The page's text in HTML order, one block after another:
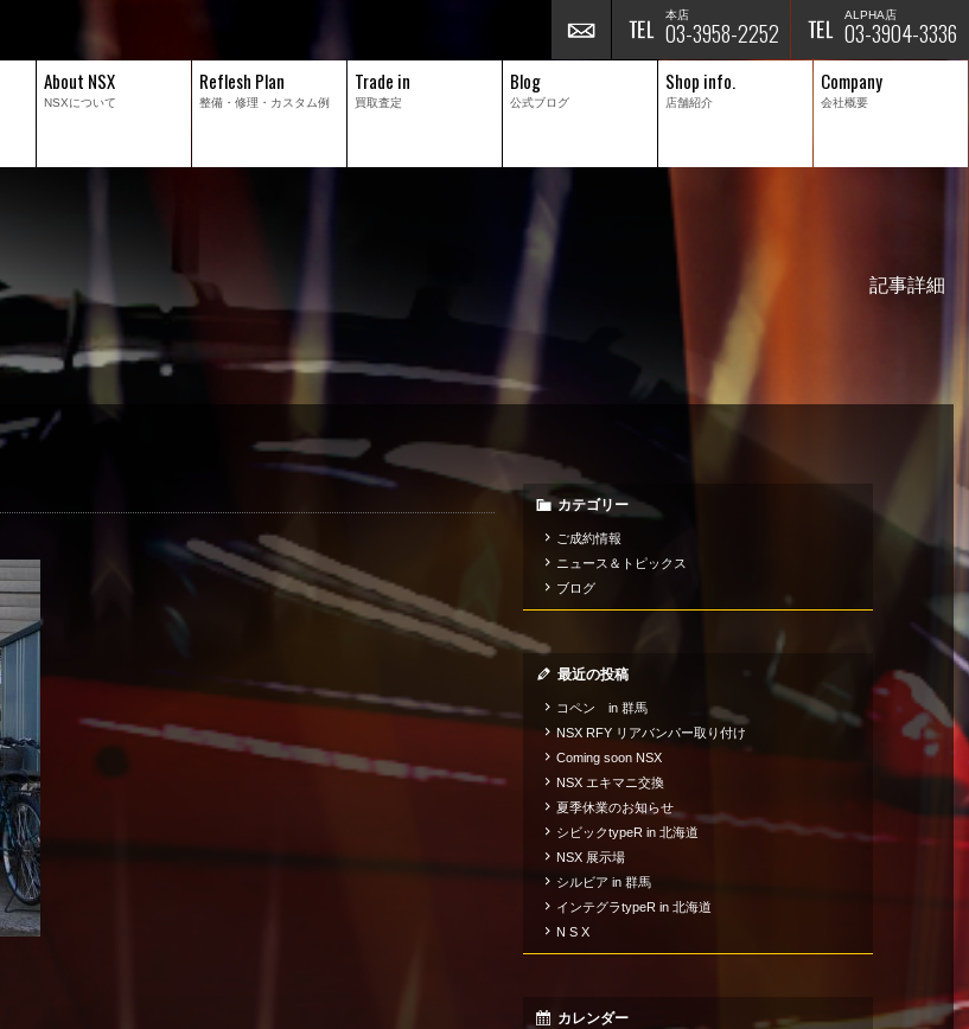
ALPHA店
03-3904-3336
本店
03-3958-2252
About NSX
NSXについて
Reflesh Plan
整備・修理・ カスタム例
Trade in
買取査定
Blog
公式ブログ
Shop info.
店舗紹介
Company
会社概要
記事詳細
カテゴリー
ご成約情報
ニュース＆トピックス
ブログ
最近の投稿
コペン in 群馬
NSX RFY リアバンパー取り付け
Coming soon NSX
NSX エキマニ交換
夏季休業のお知らせ
シビックtypeR in 北海道
NSX 展示場
シルビア in 群馬
インテグラtypeR in 北海道
N S X
カレンダー